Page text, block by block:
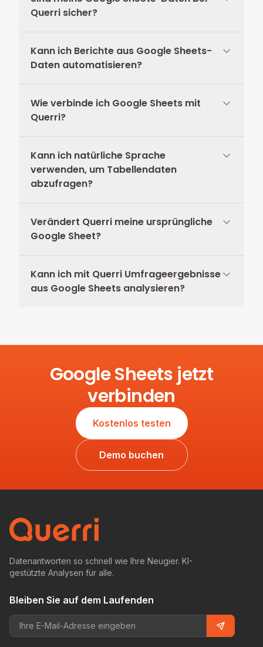
Querri sicher?
Kann ich Berichte aus Google Sheets-
Daten automatisieren?
Wie verbinde ich Google Sheets mit
Querri?
Kann ich natürliche Sprache
verwenden, um Tabellendaten
abzufragen?
Verändert Querri meine ursprüngliche
Google Sheet?
Kann ich mit Querri Umfrageergebnisse
aus Google Sheets analysieren?
Google Sheets jetzt
verbinden
Kostenlos testen
Demo buchen
Datenantworten so schnell wie Ihre Neugier. KI-
gestützte Analysen für alle.
Bleiben Sie auf dem Laufenden